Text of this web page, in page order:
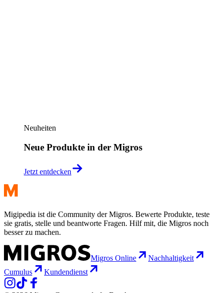
Neuheiten
Neue Produkte in der Migros
Jetzt entdecken
Migipedia ist die Community der Migros. Bewerte Produkte, teste
sie gratis, stelle und beantworte Fragen. Hilf mit, die Migros noch
besser zu machen.
Migros Online
Nachhaltigkeit
Cumulus
Kundendienst